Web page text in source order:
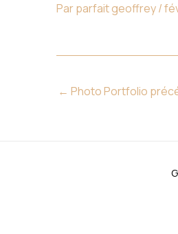
Parparfait geoffrey/
← Photo Portfolio